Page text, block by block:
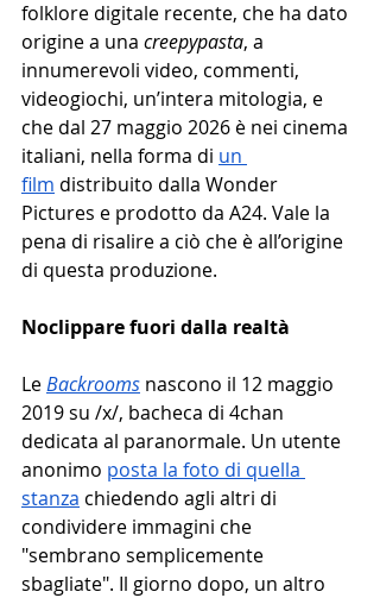
folklore digitale recente, che ha dato
origine a una creepypasta, a
innumerevoli video, commenti,
videogiochi, un’intera mitologia, e
che dal 27 maggio 2026 è nei cinema
italiani, nella forma di un
film distribuito dalla Wonder
Pictures e prodotto da A24. Vale la
pena di risalire a ciò che è all’origine
di questa produzione.
Noclippare fuori dalla realtà
Le Backrooms nascono il 12 maggio
2019 su /x/, bacheca di 4chan
dedicata al paranormale. Un utente
anonimo posta la foto di quella
stanza chiedendo agli altri di
condividere immagini che
"sembrano semplicemente
sbagliate". Il giorno dopo, un altro